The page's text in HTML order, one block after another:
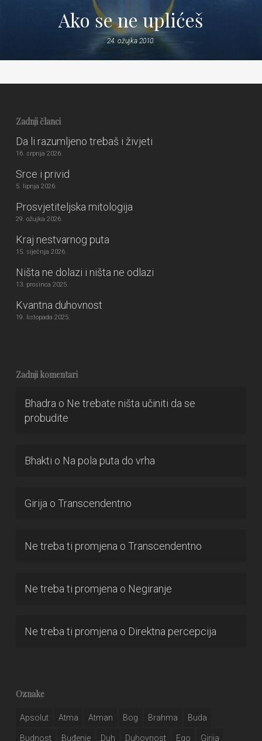
Ako se ne uplićeš
24. ožujka 2010.
Zadnji članci
Da li razumljeno trebaš i živjeti
16. srpnja 2026.
Srce i privid
5. lipnja 2026.
Prosvjetiteljska mitologija
29. ožujka 2026.
Kraj nestvarnog puta
15. siječnja 2026.
Ništa ne dolazi i ništa ne odlazi
13. prosinca 2025.
Kvantna duhovnost
19. listopada 2025.
Zadnji komentari
Bhadra o Ne trebate ništa učiniti da se
probudite
Bhakti o Na pola puta do vrha
Girija o Transcendentno
Ne treba ti promjena o Transcendentno
Ne treba ti promjena o Negiranje
Ne treba ti promjena o Direktna percepcija
Oznake
Apsolut Atma Atman Bog Brahma Buda
Budnost Buđenje Duh Duhovnost Ego Girija